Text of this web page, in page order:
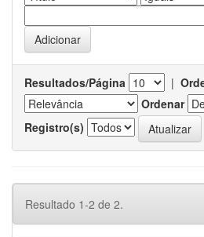
Resultados/Página |
Ordenar
Registro(s)
Resultado 1-2 de 2.